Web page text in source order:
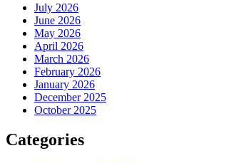
July 2026
June 2026
May 2026
April 2026
March 2026
February 2026
January 2026
December 2025
October 2025
Categories